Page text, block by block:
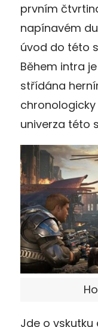
prvním
napínavém
úvod do této
Během intra
střídána
univerza této
Jde o